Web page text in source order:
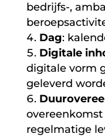
bedrijfs-,
Dag:
Digitale
digitale vorm
geleverd
regelmatige